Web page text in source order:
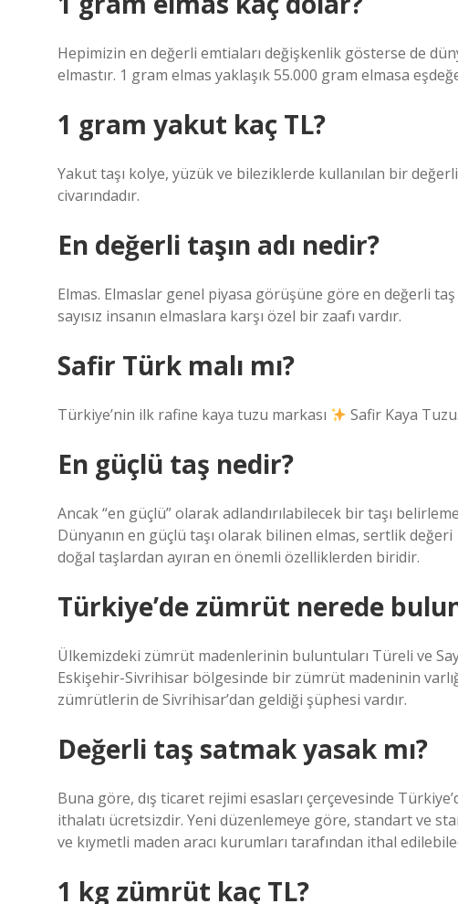
Hepimizin en değerli emtiaları değişkenlik gösterse de
elmastır. 1 gram elmas yaklaşık 55.000 gram elmasa
1 gram yakut kaç TL?
Yakut taşı kolye, yüzük ve bileziklerde kullanılan bir
civarındadır.
En değerli taşın adı nedir?
Elmas. Elmaslar genel piyasa görüşüne göre en değerli
sayısız insanın elmaslara karşı özel bir zaafı vardır.
Safir Türk malı mı?
Türkiye’nin ilk rafine kaya tuzu markası Safir Kaya Tuzu.
En güçlü taş nedir?
Ancak “en güçlü” olarak adlandırılabilecek bir taşı
Dünyanın en güçlü taşı olarak bilinen elmas, sertlik
doğal taşlardan ayıran en önemli özelliklerden biridir.
Türkiye’de zümrüt nerede
Ülkemizdeki zümrüt madenlerinin buluntuları Türeli ve
Eskişehir-Sivrihisar bölgesinde bir zümrüt madeninin
zümrütlerin de Sivrihisar’dan geldiği şüphesi vardır.
Değerli taş satmak yasak mı?
Buna göre, dış ticaret rejimi esasları çerçevesinde
ithalatı ücretsizdir. Yeni düzenlemeye göre, standart ve
ve kıymetli maden aracı kurumları tarafından ithal
1 kg zümrüt kaç TL?